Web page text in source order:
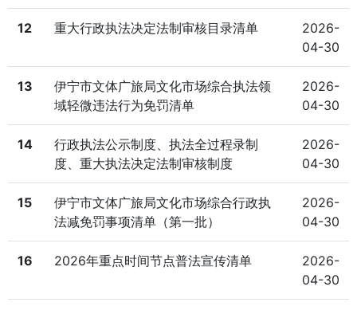
12 重大行政执法决定法制审核目录清单
2026-
04-30
13
伊宁市文体广旅局文化市场综合执法领
域轻微违法行为免罚清单
2026-
04-30
14
行政执法公示制度、执法全过程录制
度、重大执法决定法制审核制度
2026-
04-30
15
伊宁市文体广旅局文化市场综合行政执
法减免罚事项清单（第一批）
2026-
04-30
16 2026年重点时间节点普法宣传清单
2026-
04-30